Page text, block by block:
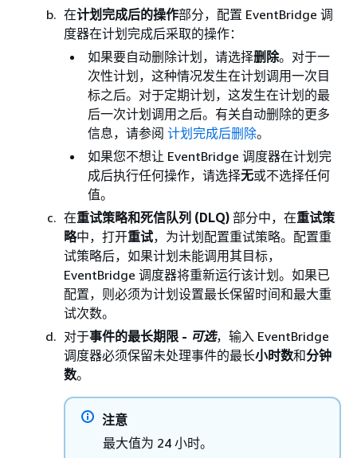
在计划完成后的操作部分，配置 EventBridge 调
度器在计划完成后采取的操作：
如果要自动删除计划，请选择删除。对于一
次性计划，这种情况发生在计划调用一次目
标之后。对于定期计划，这发生在计划的最
后一次计划调用之后。有关自动删除的更多
信息，请参阅 计划完成后删除。
如果您不想让 EventBridge 调度器在计划完
成后执行任何操作，请选择无或不选择任何
值。
在重试策略和死信队列 (DLQ) 部分中，在重试策
略中，打开重试，为计划配置重试策略。配置重
试策略后，如果计划未能调用其目标，
EventBridge 调度器将重新运行该计划。如果已
配置，则必须为计划设置最长保留时间和最大重
试次数。
对于事件的最长期限 - 可选，输入 EventBridge
调度器必须保留未处理事件的最长小时数和分钟
数。
注意
最大值为 24 小时。